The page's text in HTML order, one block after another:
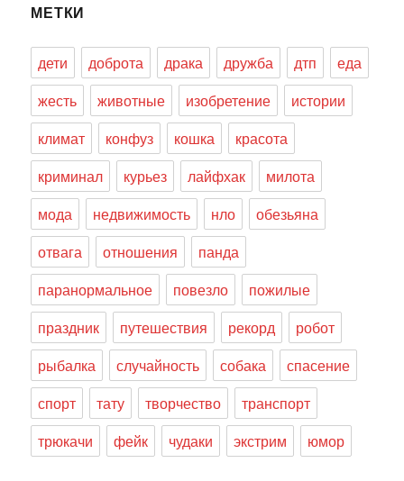
МЕТКИ
дети доброта драка дружба дтп
еда
жесть
животные изобретение
истории
климат
конфуз кошка
красота
криминал
курьез лайфхак
милота
мода
недвижимость нло
обезьяна
отвага
отношения
панда
паранормальное
повезло
пожилые
праздник
путешествия рекорд
робот
рыбалка
случайность собака
спасение
спорт
тату творчество
транспорт
трюкачи
фейк чудаки экстрим юмор